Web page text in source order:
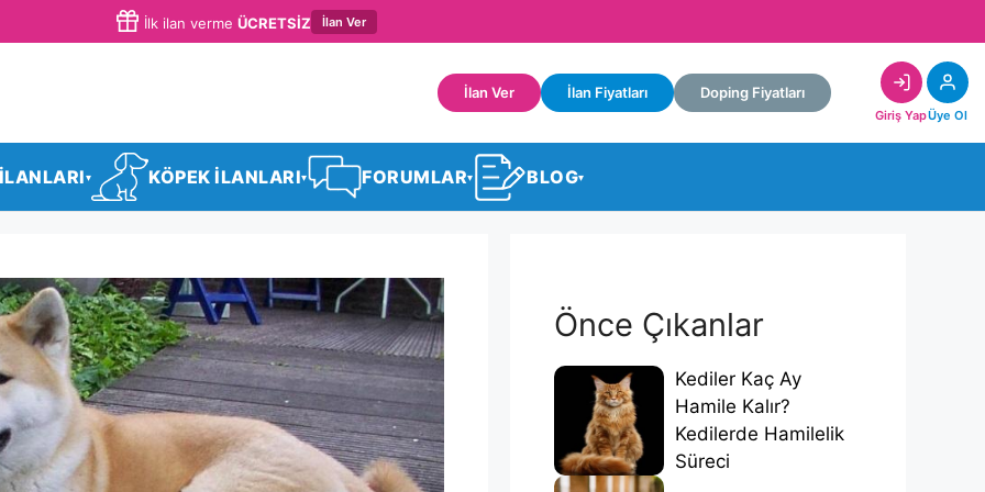
İlk ilan verme ÜCRETSİZ İlan Ver
İlan Ver İlan Fiyatları Doping Fiyatları
Giriş YapÜye Ol
▾ KÖPEK İLANLARI▾ FORUMLAR▾ BLOG▾
Önce Çıkanlar
Kediler Kaç Ay
Hamile Kalır?
Kedilerde Hamilelik
Süreci